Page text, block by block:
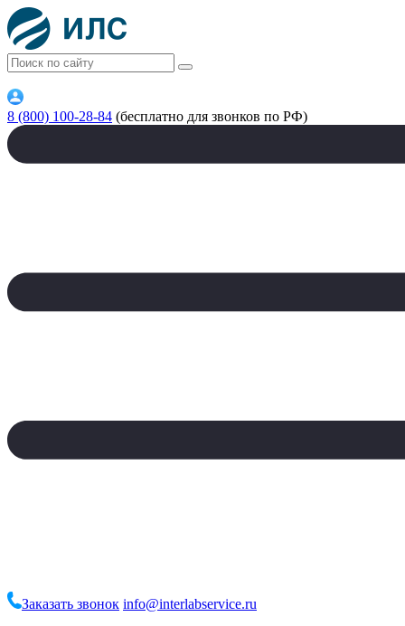
8 (800) 100-28-84 (бесплатно для звонков по РФ)
Заказать звонок info@interlabservice.ru